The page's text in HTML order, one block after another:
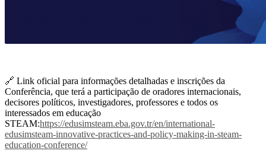
🔗 Link oficial para informações detalhadas e inscrições da
Conferência, que terá a participação de oradores internacionais,
decisores políticos, investigadores, professores e todos os
interessados em educação
STEAM:https://edusimsteam.eba.gov.tr/en/international-
edusimsteam-innovative-practices-and-policy-making-in-steam-
education-conference/